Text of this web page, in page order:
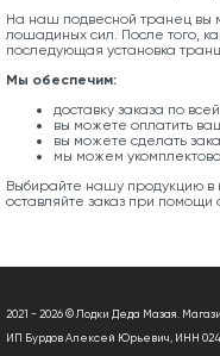
На наш подвесной транец вы
лошадиных сил. После того,
последующая установка
Мы обеспечим:
доставку заказа по
вы можете оплатить
вы можете сделать
мы можем
Выбирайте нашу продукцию в
оставляйте заказ при помощи
2021 - 2026 © Лодки Деда Мазая.
ИП Бурдов Алексей Юрьевич, ИНН